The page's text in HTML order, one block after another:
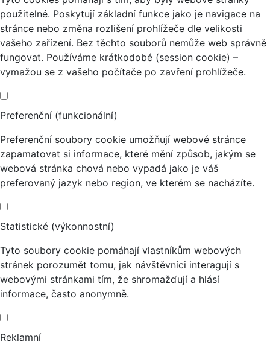
použitelné. Poskytují základní funkce jako je navigace na
stránce nebo změna rozlišení prohlížeče dle velikosti
vašeho zařízení. Bez těchto souborů nemůže web správně
fungovat. Používáme krátkodobé (session cookie) –
vymažou se z vašeho počítače po zavření prohlížeče.
Preferenční (funkcionální)
Preferenční soubory cookie umožňují webové stránce
zapamatovat si informace, které mění způsob, jakým se
webová stránka chová nebo vypadá jako je váš
preferovaný jazyk nebo region, ve kterém se nacházíte.
Statistické (výkonnostní)
Tyto soubory cookie pomáhají vlastníkům webových
stránek porozumět tomu, jak návštěvníci interagují s
webovými stránkami tím, že shromažďují a hlásí
informace, často anonymně.
Reklamní